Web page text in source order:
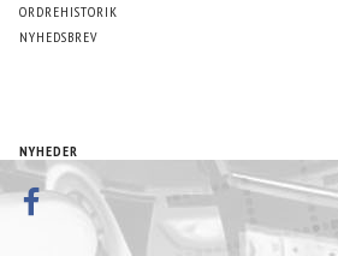
ORDREHISTORIK
NYHEDSBREV
NYHEDER